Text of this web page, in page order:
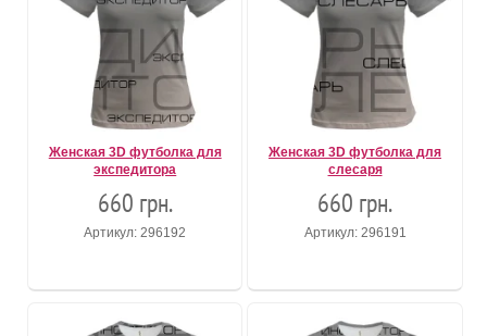
Женская 3D футболка для
экспедитора
660 грн.
Артикул: 296192
Женская 3D футболка для
слесаря
660 грн.
Артикул: 296191